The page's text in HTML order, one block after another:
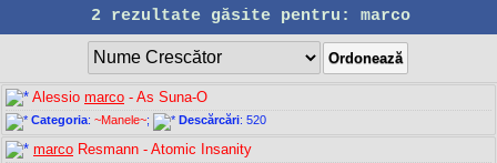
2 rezultate găsite pentru: marco
Alessio marco - As Suna-O
Categoria: ~Manele~; Descărcări: 520
marco Resmann - Atomic Insanity